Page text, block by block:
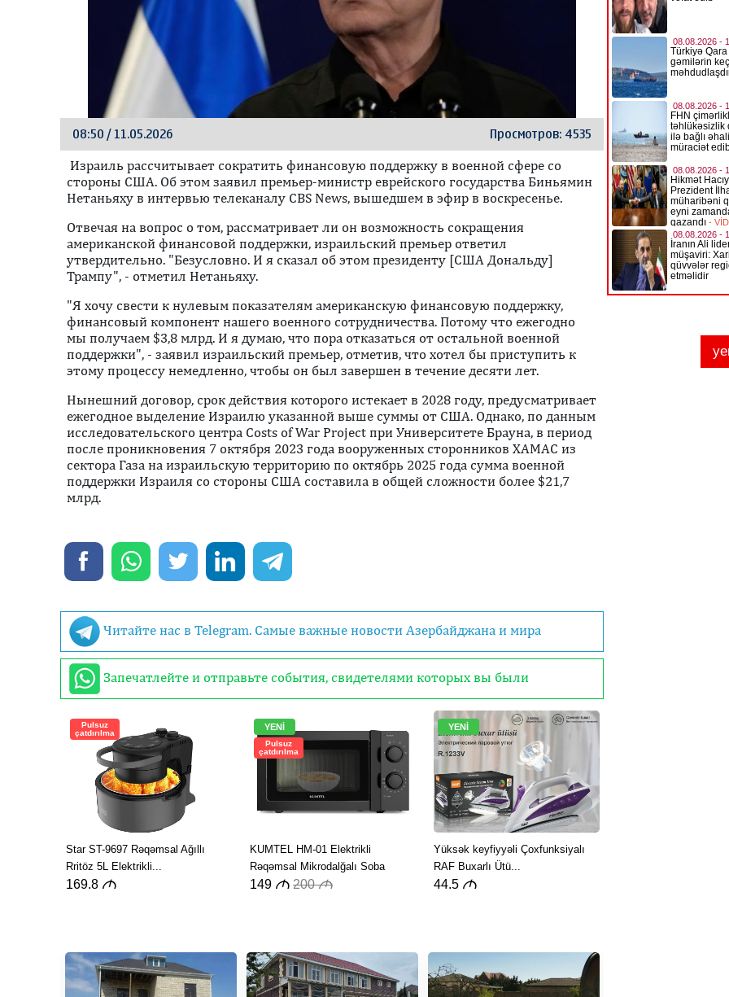
08:50 / 11.05.2026 Просмотров: 4535
Израиль рассчитывает сократить финансовую поддержку в военной сфере со
стороны США. Об этом заявил премьер-министр еврейского государства Биньямин
Нетаньяху в интервью телеканалу CBS News, вышедшем в эфир в воскресенье.
Отвечая на вопрос о том, рассматривает ли он возможность сокращения
американской финансовой поддержки, израильский премьер ответил
утвердительно. "Безусловно. И я сказал об этом президенту [США Дональду]
Трампу", - отметил Нетаньяху.
"Я хочу свести к нулевым показателям американскую финансовую поддержку,
финансовый компонент нашего военного сотрудничества. Потому что ежегодно
мы получаем $3,8 млрд. И я думаю, что пора отказаться от остальной военной
поддержки", - заявил израильский премьер, отметив, что хотел бы приступить к
этому процессу немедленно, чтобы он был завершен в течение десяти лет.
Нынешний договор, срок действия которого истекает в 2028 году, предусматривает
ежегодное выделение Израилю указанной выше суммы от США. Однако, по данным
исследовательского центра Costs of War Project при Университете Брауна, в период
после проникновения 7 октября 2023 года вооруженных сторонников ХАМАС из
сектора Газа на израильскую территорию по октябрь 2025 года сумма военной
поддержки Израиля со стороны США составила в общей сложности более $21,7
млрд.
Читайте нас в Telegram. Самые важные новости Азербайджана и мира
Запечатлейте и отправьте события, свидетелями которых вы были